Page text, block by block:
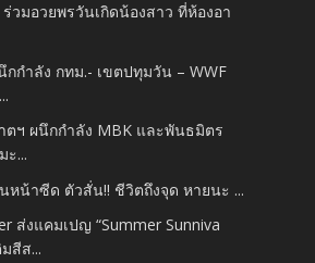
วมอวยพรวันเกิดน้องสาว ที่ห้องอา
กกำลัง กทม.- เขตปทุมวัน – WWF
ฯ ผนึกกำลัง MBK และพันธมิตร
ะ...
หน้าซีด ตัวสั่น!! ชีวิตถึงจุด หายนะ ...
ส่งแคมเปญ “Summer Sunniva
สีส...